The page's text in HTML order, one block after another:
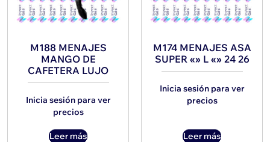
M188 MENAJES
MANGO DE
CAFETERA LUJO
Inicia sesión para ver
precios
Leer más
M174 MENAJES ASA
SUPER «» L «» 24 26
Inicia sesión para ver
precios
Leer más